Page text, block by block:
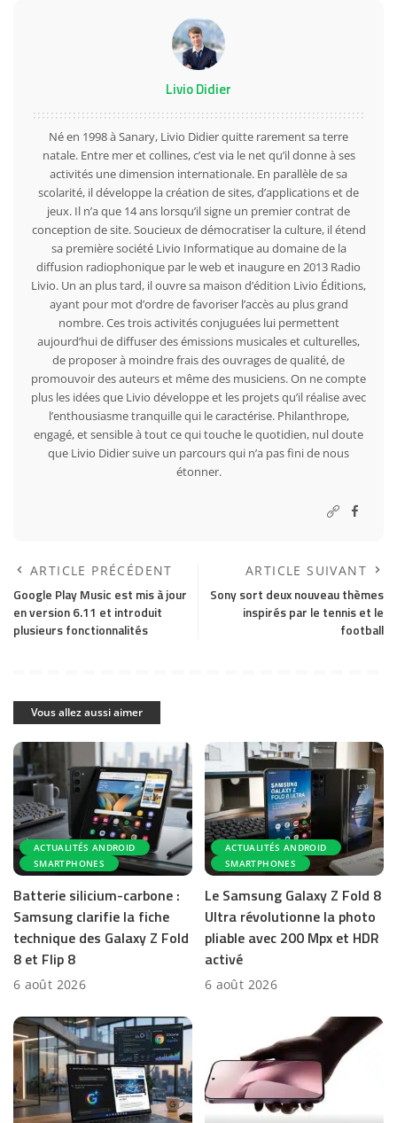
Livio Didier
Né en 1998 à Sanary, Livio Didier quitte rarement sa terre
natale. Entre mer et collines, c’est via le net qu’il donne à ses
activités une dimension internationale. En parallèle de sa
scolarité, il développe la création de sites, d’applications et de
jeux. Il n’a que 14 ans lorsqu’il signe un premier contrat de
conception de site. Soucieux de démocratiser la culture, il étend
sa première société Livio Informatique au domaine de la
diffusion radiophonique par le web et inaugure en 2013 Radio
Livio. Un an plus tard, il ouvre sa maison d’édition Livio Éditions,
ayant pour mot d’ordre de favoriser l’accès au plus grand
nombre. Ces trois activités conjuguées lui permettent
aujourd’hui de diffuser des émissions musicales et culturelles,
de proposer à moindre frais des ouvrages de qualité, de
promouvoir des auteurs et même des musiciens. On ne compte
plus les idées que Livio développe et les projets qu’il réalise avec
l’enthousiasme tranquille qui le caractérise. Philanthrope,
engagé, et sensible à tout ce qui touche le quotidien, nul doute
que Livio Didier suive un parcours qui n’a pas fini de nous
étonner.
ARTICLE PRÉCÉDENT
Google Play Music est mis à jour
en version 6.11 et introduit
plusieurs fonctionnalités
ARTICLE SUIVANT
Sony sort deux nouveau thèmes
inspirés par le tennis et le
football
Vous allez aussi aimer
ACTUALITÉS ANDROID
SMARTPHONES
Batterie silicium-carbone :
Samsung clarifie la fiche
technique des Galaxy Z Fold
8 et Flip 8
6 août 2026
ACTUALITÉS ANDROID
SMARTPHONES
Le Samsung Galaxy Z Fold 8
Ultra révolutionne la photo
pliable avec 200 Mpx et HDR
activé
6 août 2026